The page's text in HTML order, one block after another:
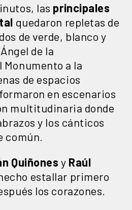
las principales
quedaron repletas de
de verde, blanco y
de la
Monumento a la
de espacios
en escenarios
multitudinaria donde
y los cánticos
común.
Quiñones y Raúl
estallar primero
los corazones.